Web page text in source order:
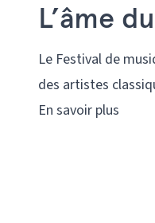
L’âme
Le Festival de
des artistes
En savoir plus